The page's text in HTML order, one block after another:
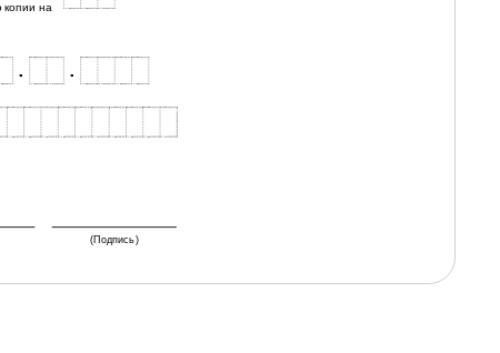
копии на
. .
(Подпись)